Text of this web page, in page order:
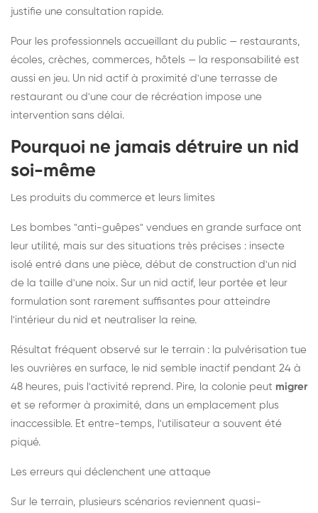
justifie une consultation rapide.
Pour les professionnels accueillant du public — restaurants,
écoles, crèches, commerces, hôtels — la responsabilité est
aussi en jeu. Un nid actif à proximité d'une terrasse de
restaurant ou d'une cour de récréation impose une
intervention sans délai.
Pourquoi ne jamais détruire un nid
soi-même
Les produits du commerce et leurs limites
Les bombes "anti-guêpes" vendues en grande surface ont
leur utilité, mais sur des situations très précises : insecte
isolé entré dans une pièce, début de construction d'un nid
de la taille d'une noix. Sur un nid actif, leur portée et leur
formulation sont rarement suffisantes pour atteindre
l'intérieur du nid et neutraliser la reine.
Résultat fréquent observé sur le terrain : la pulvérisation tue
les ouvrières en surface, le nid semble inactif pendant 24 à
48 heures, puis l'activité reprend. Pire, la colonie peut migrer
et se reformer à proximité, dans un emplacement plus
inaccessible. Et entre-temps, l'utilisateur a souvent été
piqué.
Les erreurs qui déclenchent une attaque
Sur le terrain, plusieurs scénarios reviennent quasi-